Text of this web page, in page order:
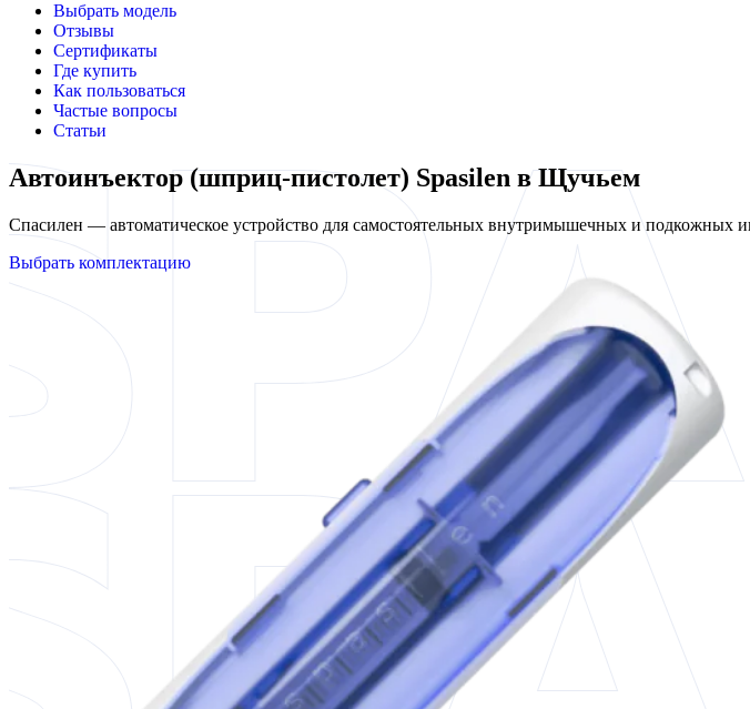
Выбрать модель
Отзывы
Сертификаты
Где купить
Как пользоваться
Частые вопросы
Статьи
Автоинъектор (шприц-пистолет) Spasilen в Щучьем
Спасилен — автоматическое устройство для самостоятельных внутримышечных и
Выбрать комплектацию